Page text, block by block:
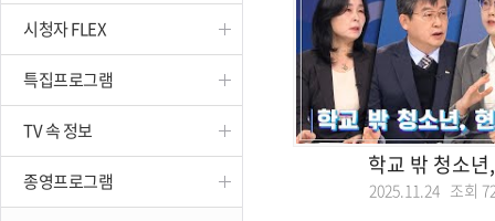
시청자 FLEX
특집프로그램
TV 속 정보
종영프로그램
학교 밖 청소
2025.11.24 조회